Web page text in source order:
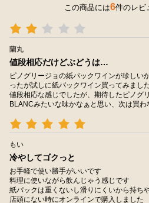
この商品には6件のレビ
蘭丸
値段相応だけどぶどうは…
ピノグリージョの紙パックワインが珍しい
ったが試しに紙パックワイン買ってみました
値段相応な感じでしたが、期待したピノグ
BLANCみたいな味かなぁと思い、次は買わ
もい
冷やしてゴクっと
お手軽で使い勝手がいいです
料理に使いながら飲んじゃう感じです
紙パックは重くないし滑りにくいから持ち
店頭にない時にオンラインで購入しました